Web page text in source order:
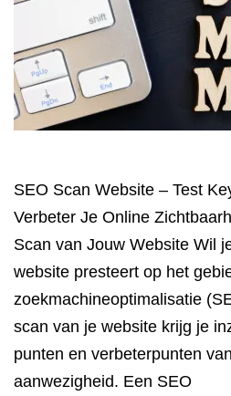
SEO Scan Website – Test
Verbeter Je Online
Scan van Jouw Website Wil
website presteert op het
zoekmachineoptimalisatie
scan van je website krijg je
punten en verbeterpunten
aanwezigheid. Een SEO